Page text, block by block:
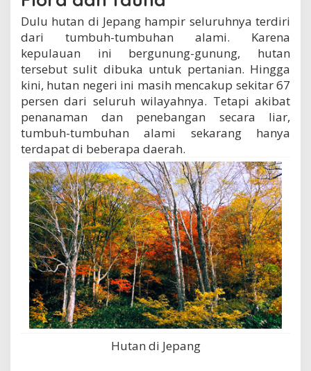
Dulu hutan di Jepang hampir seluruhnya terdiri
dari tumbuh-tumbuhan alami. Karena
kepulauan ini bergunung-gunung, hutan
tersebut sulit dibuka untuk pertanian. Hingga
kini, hutan negeri ini masih mencakup sekitar 67
persen dari seluruh wilayahnya. Tetapi akibat
penanaman dan penebangan secara liar,
tumbuh-tumbuhan alami sekarang hanya
terdapat di beberapa daerah.
Hutan di Jepang